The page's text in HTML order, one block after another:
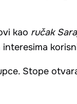
kao ručak
Stope